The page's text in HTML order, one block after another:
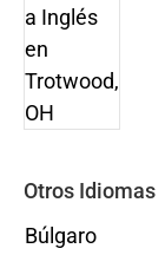
Otros Idiomas
Búlgaro